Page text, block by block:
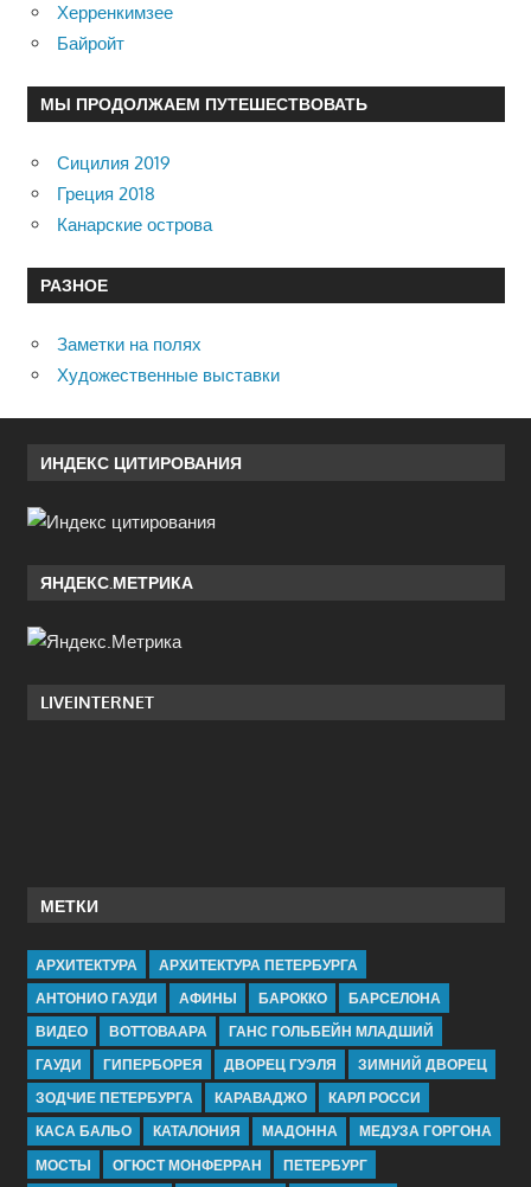
Херренкимзее
Байройт
МЫ ПРОДОЛЖАЕМ ПУТЕШЕСТВОВАТЬ
Сицилия 2019
Греция 2018
Канарские острова
РАЗНОЕ
Заметки на полях
Художественные выставки
ИНДЕКС ЦИТИРОВАНИЯ
ЯНДЕКС.МЕТРИКА
LIVEINTERNET
МЕТКИ
АРХИТЕКТУРА
АРХИТЕКТУРА ПЕТЕРБУРГА
АНТОНИО ГАУДИ
АФИНЫ БАРОККО
БАРСЕЛОНА
ВИДЕО
ВОТТОВААРА
ГАНС ГОЛЬБЕЙН МЛАДШИЙ
ГАУДИ
ГИПЕРБОРЕЯ ДВОРЕЦ ГУЭЛЯ
ЗИМНИЙ ДВОРЕЦ
ЗОДЧИЕ ПЕТЕРБУРГА
КАРАВАДЖО
КАРЛ РОССИ
КАСА БАЛЬО
КАТАЛОНИЯ МАДОННА
МЕДУЗА ГОРГОНА
МОСТЫ
ОГЮСТ МОНФЕРРАН ПЕТЕРБУРГ